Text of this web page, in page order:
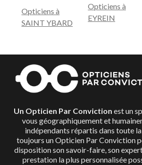
Opticiens à
SAINT YBARD
Opticiens à
EYREIN
Un Opticien Par Conviction est un
vous géographiquement et
indépendants répartis dans toute
toujours un Opticien Par Conviction
disposition son savoir-faire, son
prestation la plus personnalisée